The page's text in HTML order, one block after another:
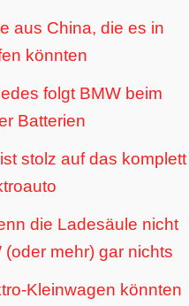
aus China, die es in
könnten
folgt BMW beim
Batterien
stolz auf das komplett
die Ladesäule nicht
mehr) gar nichts
Kleinwagen könnten